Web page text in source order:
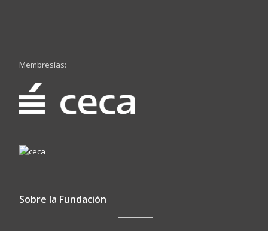
Membresías:
Sobre la Fundación